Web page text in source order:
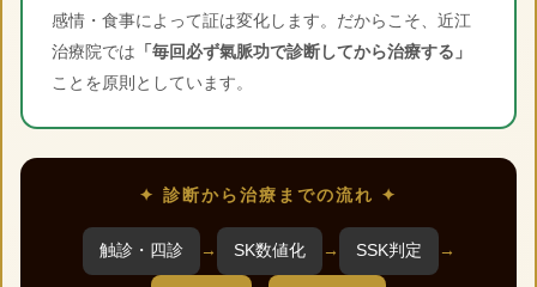
感情・食事によって証は変化します。だからこそ、近江
治療院では 「毎回必ず氣脈功で診断してから治療する」
ことを原則としています。
✦ 診断から治療までの流れ ✦
触診・四診 → SK数値化 → SSK判定 →